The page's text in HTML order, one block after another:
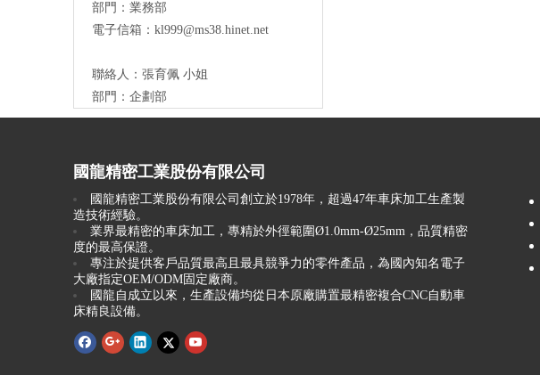
部門：業務部
電子信箱： kl999@ms38.hinet.net
聯絡人： 張育佩 小姐
部門：企劃部
國龍精密工業股份有限公司
國龍精密工業股份有限公司創立於1978年，超過47年車床加工生產製
造技術經驗。
業界最精密的車床加工，專精於外徑範圍Ø1.0mm-Ø25mm，品質精密
度的最高保證。
專注於提供客戶品質最高且最具競爭力的零件產品，為國內知名電子
大廠指定OEM/ODM固定廠商。
國龍自成立以來，生產設備均從日本原廠購置最精密複合CNC自動車
床精良設備。